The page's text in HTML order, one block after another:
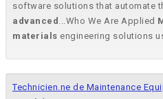
software solutions that automate
advanced ...Who We Are Applied
materials engineering solutions
Technicien.ne de Maintenance